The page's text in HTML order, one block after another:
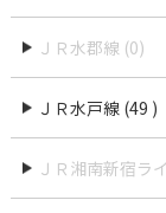
ＪＲ水郡線 (0)
ＪＲ水戸線 (49 )
ＪＲ湘南新宿ラ